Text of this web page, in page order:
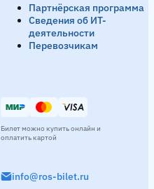
Партнёрская программа
Сведения об ИТ-
деятельности
Перевозчикам
info@ros-bilet.ru
Билет можно купить онлайн и
оплатить картой